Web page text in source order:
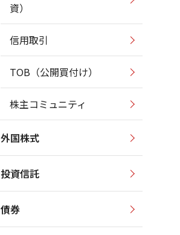
資）
信用取引
TOB（公開買付け）
株主コミュニティ
外国株式
投資信託
債券